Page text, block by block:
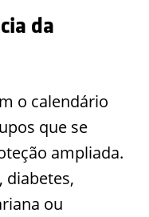
da
o calendário
que se
ampliada.
diabetes,
ou